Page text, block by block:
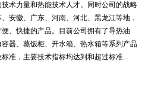
术力量和热能技术人才。同时公司的战略
安徽、广东、河南、河北、黑龙江等地，
、快捷的产品。目前公司拥有了导热油
器、蒸饭柜、开水箱、热水箱等系列产品
准，主要技术指标均达到和超过标准...